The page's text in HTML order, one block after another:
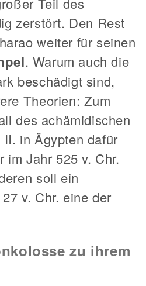
zerstört. Den Rest
weiter für seinen
. Warum auch die
beschädigt sind,
Theorien: Zum
des achämidischen
in Ägypten dafür
im Jahr 525 v. Chr.
soll ein
v. Chr. eine der
zu ihrem